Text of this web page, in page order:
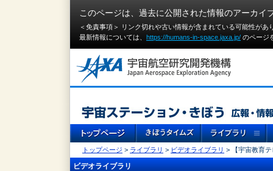
このページは、過去に公開された情報のアーカイ
＜免責事項＞ リンク切れや古い情報が含まれている可能性が
最新情報については、 https://humans-in-space.jaxa.jp/ のページ
トップページ > ライブラリ > ビデオライブラリ > 【宇宙教育
ビデオライブラリ